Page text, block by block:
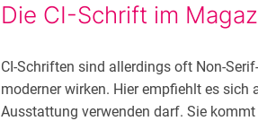
Die CI-Schrift im
CI-Schriften sind allerdings oft Non-
moderner wirken. Hier empfiehlt es
Ausstattung verwenden darf. Sie